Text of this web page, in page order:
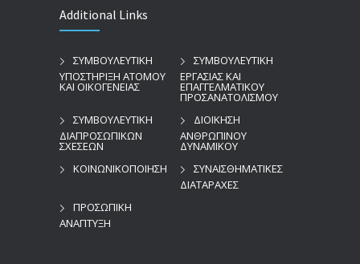
Additional Links
ΣΥΜΒΟΥΛΕΥΤΙΚΗ
ΥΠΟΣΤΗΡΙΞΗ ΑΤΟΜΟΥ
ΚΑΙ ΟΙΚΟΓΕΝΕΙΑΣ
ΣΥΜΒΟΥΛΕΥΤΙΚΗ
ΕΡΓΑΣΙΑΣ ΚΑΙ
ΕΠΑΓΓΕΛΜΑΤΙΚΟΥ
ΠΡΟΣΑΝΑΤΟΛΙΣΜΟΥ
ΣΥΜΒΟΥΛΕΥΤΙΚΗ
ΔΙΑΠΡΟΣΩΠΙΚΩΝ
ΣΧΕΣΕΩΝ
ΔΙΟΙΚΗΣΗ
ΑΝΘΡΩΠΙΝΟΥ
ΔΥΝΑΜΙΚΟΥ
ΚΟΙΝΩΝΙΚΟΠΟΙΗΣΗ
ΣΥΝΑΙΣΘΗΜΑΤΙΚΕΣ
ΔΙΑΤΑΡΑΧΕΣ
ΠΡΟΣΩΠΙΚΗ
ΑΝΑΠΤΥΞΗ